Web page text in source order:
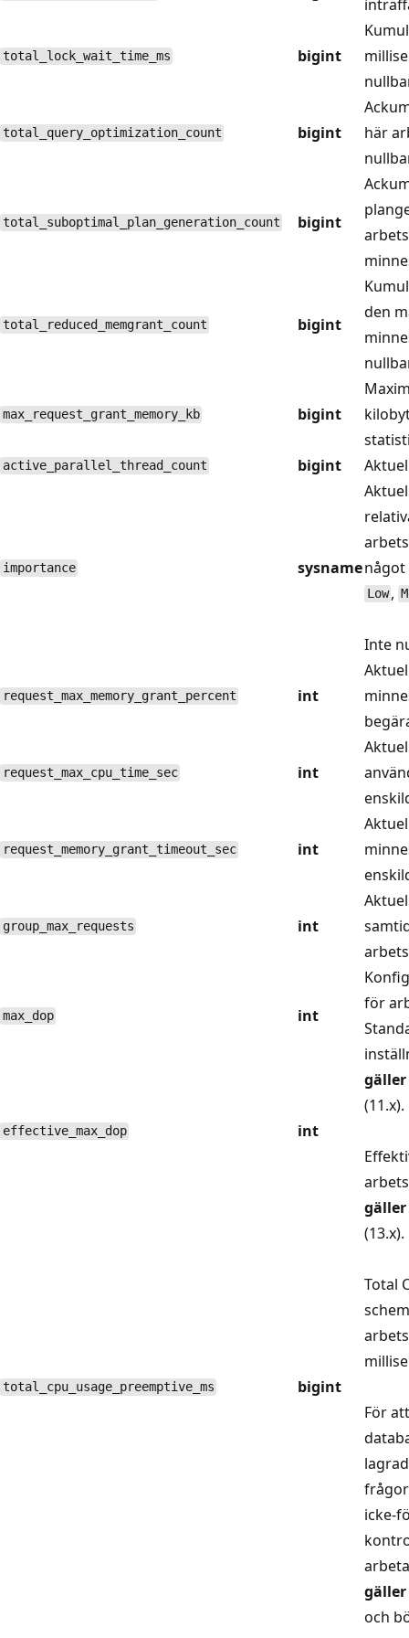
total_lock_wait_time_ms bigint
total_query_optimization_count bigint
här
total_suboptimal_plan_generation_count bigint
total_reduced_memgrant_count bigint
den
max_request_grant_memory_kb bigint
active_parallel_thread_count bigint
importance sysname
Low ,
Inte
request_max_memory_grant_percent int
request_max_cpu_time_sec int
request_memory_grant_timeout_sec int
group_max_requests int
max_dop int
för
effective_max_dop int
(11.x).
total_cpu_usage_preemptive_ms bigint
(13.x).
Total
För
icke-
och